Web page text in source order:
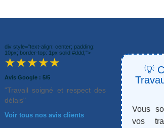
div style="text-align: center; padding:
10px; border-top: 1px solid #ddd;">
★★★★★
Avis Google : 5/5
"Travail soigné et respect des
délais"
Voir tous nos avis clients
💡
Vous
vos